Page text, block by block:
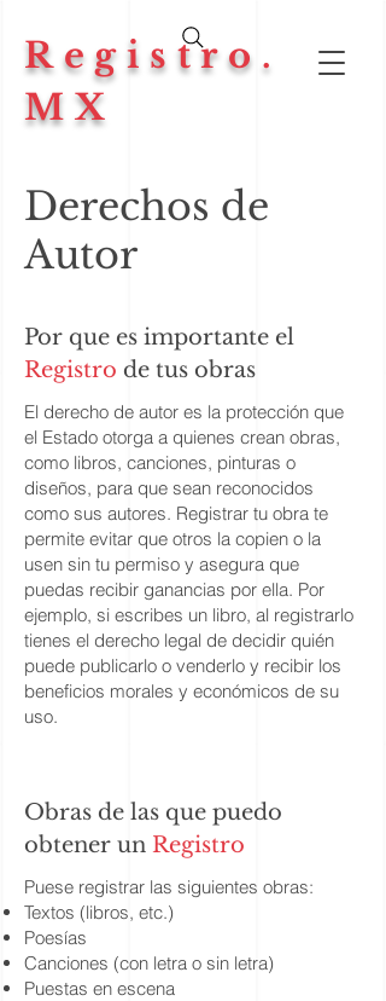
Registro.
MX
Derechos de
Autor
Por que es importante el
Registro de tus obras
El derecho de autor es la protección que
el Estado otorga a quienes crean obras,
como libros, canciones, pinturas o
diseños, para que sean reconocidos
como sus autores. Registrar tu obra te
permite evitar que otros la copien o la
usen sin tu permiso y asegura que
puedas recibir ganancias por ella. Por
ejemplo, si escribes un libro, al registrarlo
tienes el derecho legal de decidir quién
puede publicarlo o venderlo y recibir los
beneficios morales y económicos de su
uso.
Obras de las que puedo
obtener un Registro
Puese registrar las siguientes obras:
Textos (libros, etc.)
Poesías
Canciones (con letra o sin letra)
Puestas en escena